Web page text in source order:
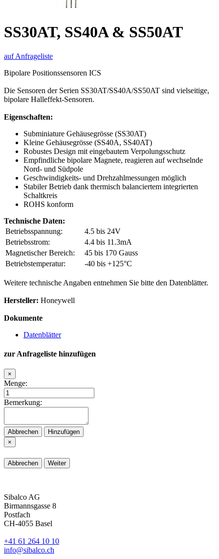
SS30AT, SS40A & SS50AT
auf Anfrageliste
Bipolare Positionssensoren ICS
Die Sensoren der Serien SS30AT/SS40A/SS50AT sind vielseitige,
bipolare Halleffekt-Sensoren.
Eigenschaften:
Subminiature Gehäusegrösse (SS30AT)
Kleine Gehäusegrösse (SS40A, SS40AT)
Robustes Design mit eingebautem Verpolungsschutz
Empfindliche bipolare Magnete, reagieren auf wechselnde
Nord- und Südpole
Geschwindigkeits- und Drehzahlmessungen möglich
Stabiler Betrieb dank thermisch balanciertem integrierten
Schaltkreis
ROHS konform
Technische Daten:
Betriebsspannung:
4.5 bis 24V
Betriebsstrom:
4.4 bis 11.3mA
Magnetischer Bereich:
45 bis 170 Gauss
Betriebstemperatur:
-40 bis +125°C
Weitere technische Angaben entnehmen Sie bitte den Datenblätter.
Hersteller: Honeywell
Dokumente
Datenblätter
zur Anfrageliste hinzufügen
×
Menge:
Bemerkung:
Abbrechen
Hinzufügen
×
Abbrechen Weiter
Sibalco AG
Birmannsgasse 8
Postfach
CH-4055 Basel
+41 61 264 10 10
info@sibalco.ch